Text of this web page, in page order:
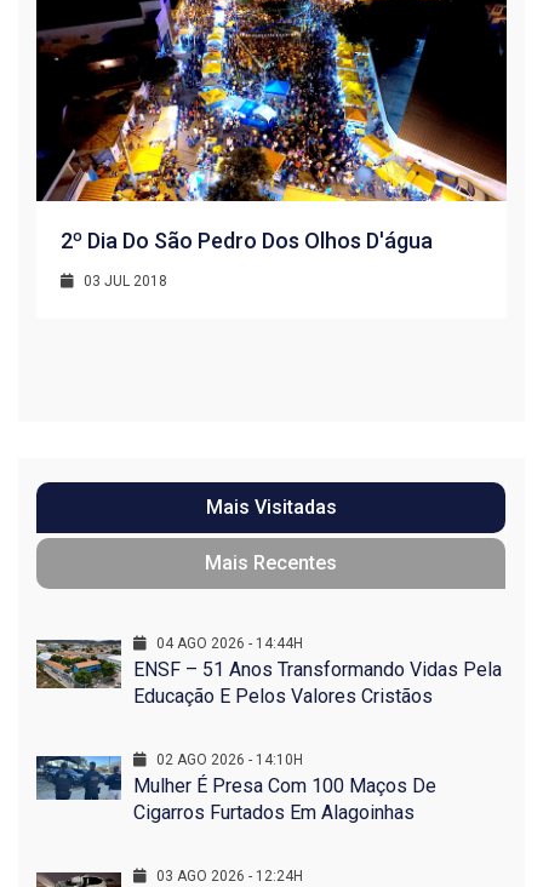
2º Dia Do São Pedro Dos Olhos D'água
03 JUL 2018
Mais Visitadas
Mais Recentes
04 AGO 2026 - 14:44H
ENSF – 51 Anos Transformando Vidas Pela
Educação E Pelos Valores Cristãos
02 AGO 2026 - 14:10H
Mulher É Presa Com 100 Maços De
Cigarros Furtados Em Alagoinhas
03 AGO 2026 - 12:24H